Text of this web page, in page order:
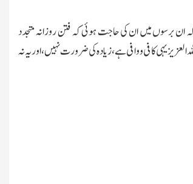
ان برسوں میں ان کی حاجت ہوئی کہ فتن روزانہ متجدد
یہی کافی و وافی ہے،زیادہ کی ضرورت نہیں،اور یہ نہ